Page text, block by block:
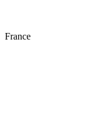
France